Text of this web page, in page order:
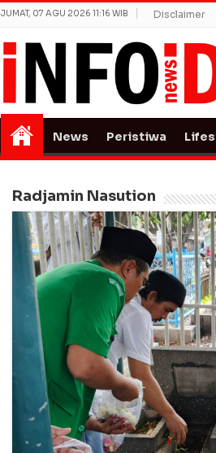
JUMAT, 07 AGU 2026 11:16 WIB Disclaimer
News Peristiwa
Radjamin Nasution